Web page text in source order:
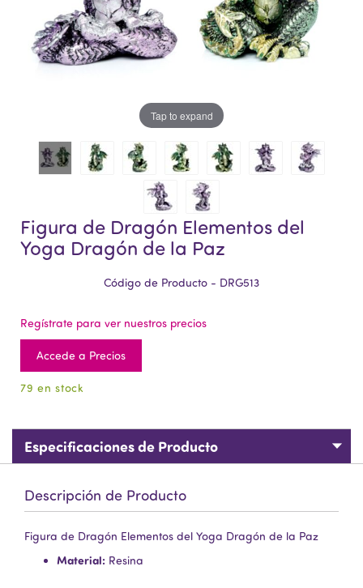
Tap to expand
Figura de Dragón Elementos del
Yoga Dragón de la Paz
Código de Producto - DRG513
Regístrate para ver nuestros precios
Accede a Precios
79 en stock
Especificaciones de Producto
Descripción de Producto
Figura de Dragón Elementos del Yoga Dragón de la Paz
Material: Resina